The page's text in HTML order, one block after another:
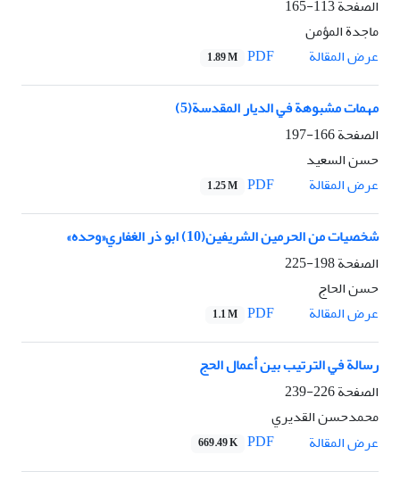
الصفحة113-165
ماجدة المؤمن
عرض المقالة
1.89 M
مهمات مشبوهة في الديار المقدسة(5)
الصفحة166-197
حسن السعيد
عرض المقالة
1.25 M
شخصيات من الحرمين الشريفين(10) ابو ذر الغفاري«وحده»
الصفحة198-225
حسن الحاج
عرض المقالة
1.1 M
رسالة في الترتيب بين أعمال الحج
الصفحة226-239
محمدحسن القديري
عرض المقالة
669.49 K